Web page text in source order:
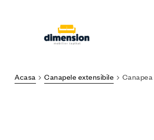
Acasa Canapele extensibile